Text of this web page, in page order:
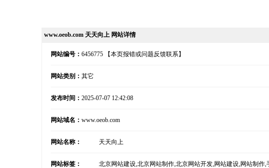
www.oeob.com 天天向上 网站详情
网站编号： 6456775 【本页报错或问题反馈联系】
网站类别： 其它
发布时间： 2025-07-07 12:42:08
网站域名： www.oeob.com
网站名称： 天天向上
网站标签： 北京网站建设,北京网站制作,北京网站开发,网站建设,网站制